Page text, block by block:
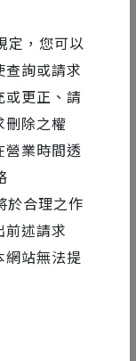
定，您可以
查詢或請求
或更正、請
刪除之權
營業時間透
於合理之作
前述請求
網站無法提
禮盒》
組合。
傳統信仰中
列作品。它包
。
台灣虎神傳說
。書上還加入